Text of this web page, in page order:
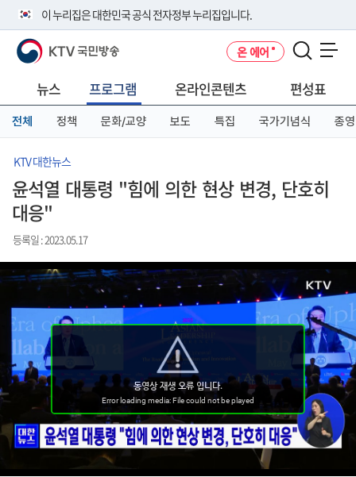
이 누리집은 대한민국 공식 전자정부 누리집입니다.
공식 누리집 주소 확인하기
니다.
이밖에 or.kr 또는 .kr등 다른 도메인 주소를 사용하고 있다면 아래 URL에
서 도메인 주소를 확인해 보세요
KTV 국민방송 온 에어
뉴스 프로그램 온라인콘텐츠 편성표
전체 정책 문화/교양 보도 특집 국가기념식 종영
KTV 대한뉴스
윤석열 대통령 "힘에 의한 현상 변경, 단호히
대응"
등록일 : 2023.05.17